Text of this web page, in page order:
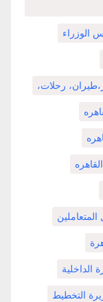
الوزراء
رحلات،
الداخلية
التخطيط